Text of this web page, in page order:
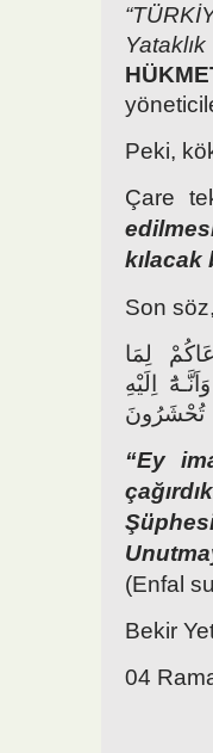
Peki,
Çare
kılacak
Son
لِمَا
اِلَيْهِ
تُحْشَرُونَ
“Ey
(Enfal
Bekir
04